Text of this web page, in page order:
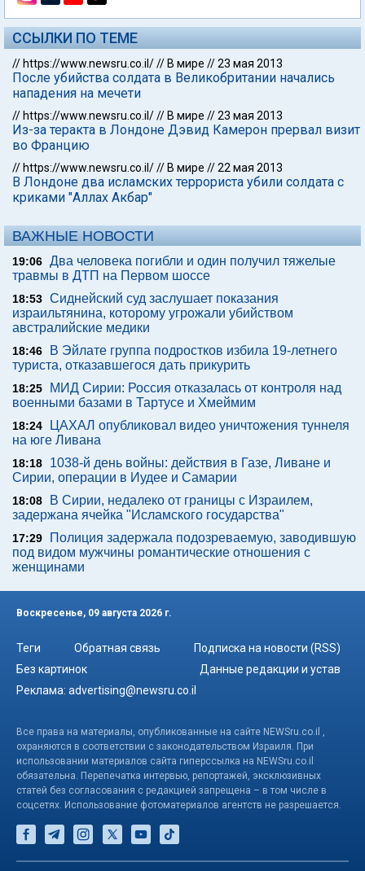
ССЫЛКИ ПО ТЕМЕ
// https://www.newsru.co.il/// В мире //23 мая 2013
После убийства солдата в Великобритании начались
нападения на мечети
// https://www.newsru.co.il/// В мире //23 мая 2013
Из-за теракта в Лондоне Дэвид Камерон прервал визит
во Францию
// https://www.newsru.co.il/// В мире //22 мая 2013
В Лондоне два исламских террориста убили солдата с
криками "Аллах Акбар"
ВАЖНЫЕ НОВОСТИ
19:06 Два человека погибли и один получил тяжелые
травмы в ДТП на Первом шоссе
18:53 Сиднейский суд заслушает показания
израильтянина, которому угрожали убийством
австралийские медики
18:46
В Эйлате группа подростков избила 19-летнего
туриста, отказавшегося дать прикурить
18:25
МИД Сирии: Россия отказалась от контроля над
военными базами в Тартусе и Хмеймим
18:24
ЦАХАЛ опубликовал видео уничтожения туннеля
на юге Ливана
18:18
1038-й день войны: действия в Газе, Ливане и
Сирии, операции в Иудее и Самарии
18:08
В Сирии, недалеко от границы с Израилем,
задержана ячейка "Исламского государства"
17:29
Полиция задержала подозреваемую, заводившую
под видом мужчины романтические отношения с
женщинами
Воскресенье, 09 августа 2026 г.
Теги Обратная связь
Подписка на новости (RSS)
Без картинок
Данные редакции и устав
Реклама: advertising@newsru.co.il
Все права на материалы, опубликованные на сайте NEWSru.co.il ,
охраняются в соответствии с законодательством Израиля. При
использовании материалов сайта гиперссылка на NEWSru.co.il
обязательна. Перепечатка интервью, репортажей, эксклюзивных
статей без согласования с редакцией запрещена – в том числе в
соцсетях. Использование фотоматериалов агентств не разрешается.